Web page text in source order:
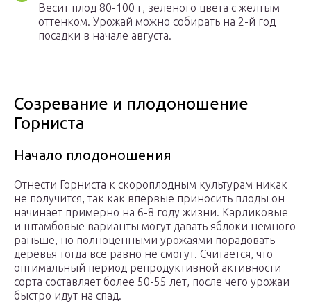
Весит плод 80-100 г, зеленого цвета с желтым
оттенком. Урожай можно собирать на 2-й год
посадки в начале августа.
Созревание и плодоношение
Горниста
Начало плодоношения
Отнести Горниста к скороплодным культурам никак
не получится, так как впервые приносить плоды он
начинает примерно на 6-8 году жизни. Карликовые
и штамбовые варианты могут давать яблоки немного
раньше, но полноценными урожаями порадовать
деревья тогда все равно не смогут. Считается, что
оптимальный период репродуктивной активности
сорта составляет более 50-55 лет, после чего урожаи
быстро идут на спад.